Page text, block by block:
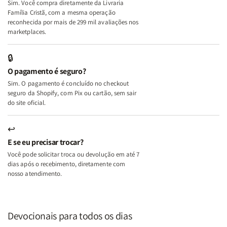
+
A
Mulher
Lar
+
A
Lar
Sim. Você compra diretamente da Livraria
Família Cristã, com a mesma operação
reconhecida por mais de 299 mil avaliações nos
marketplaces.
🔒
O pagamento é seguro?
Sim. O pagamento é concluído no checkout
seguro da Shopify, com Pix ou cartão, sem sair
do site oficial.
↩
E se eu precisar trocar?
Você pode solicitar troca ou devolução em até 7
dias após o recebimento, diretamente com
nosso atendimento.
Devocionais para todos os dias